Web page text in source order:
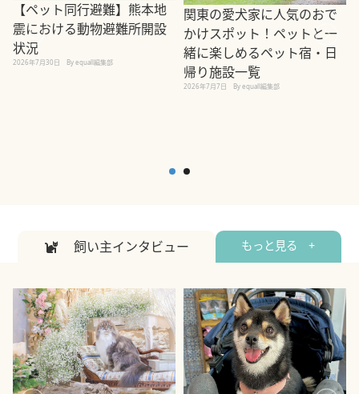
【ペット同行避難】熊本地
震における動物避難所開設
状況
2026年7月30日 By equall編集部
関東の愛犬家に人気のおで
かけスポット！ペットと一
緒に楽しめるペット宿・日
帰り施設一覧
2026年7月7日 By equall編集部
飼い主インタビュー もっと見る +